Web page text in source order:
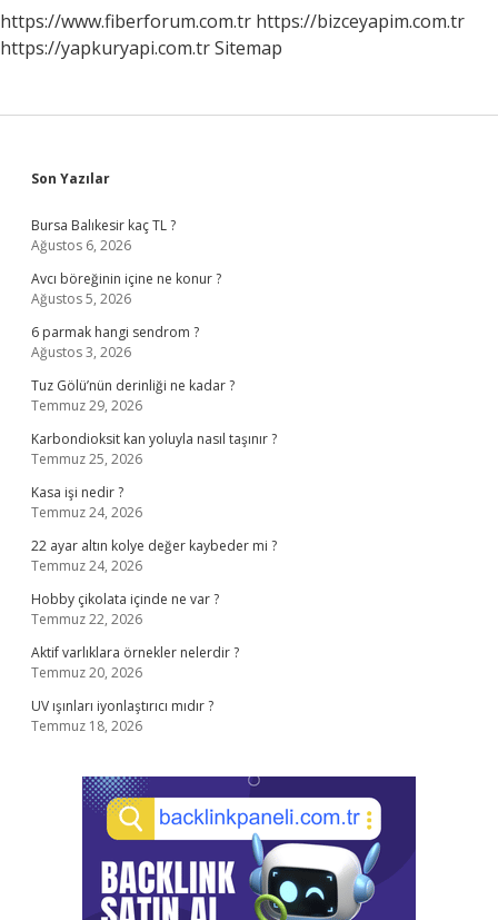
https://www.fiberforum.com.tr https://bizceyapim.com.tr
https://yapkuryapi.com.trSitemap
Sidebar
Son Yazılar
Bursa Balıkesir kaç TL ?
Ağustos 6, 2026
Avcı böreğinin içine ne konur ?
Ağustos 5, 2026
6 parmak hangi sendrom ?
Ağustos 3, 2026
Tuz Gölü’nün derinliği ne kadar ?
Temmuz 29, 2026
Karbondioksit kan yoluyla nasıl taşınır ?
Temmuz 25, 2026
Kasa işi nedir ?
Temmuz 24, 2026
22 ayar altın kolye değer kaybeder mi ?
Temmuz 24, 2026
Hobby çikolata içinde ne var ?
Temmuz 22, 2026
Aktif varlıklara örnekler nelerdir ?
Temmuz 20, 2026
UV ışınları iyonlaştırıcı mıdır ?
Temmuz 18, 2026